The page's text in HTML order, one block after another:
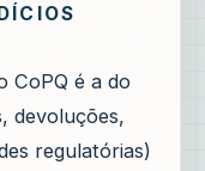
CoPQ é a do
devoluções,
regulatórias)